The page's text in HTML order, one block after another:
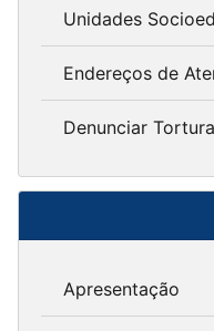
Unidades
Endereços de
Denunciar
Apresentação